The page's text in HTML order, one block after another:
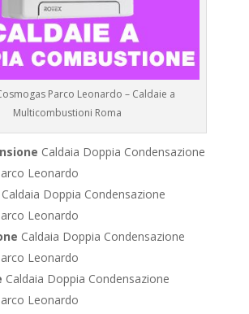
Parco Leonardo – Caldaie a
Multicombustioni Roma
Caldaia Doppia Condensazione
Leonardo
Caldaia Doppia Condensazione
Leonardo
Caldaia Doppia Condensazione
Leonardo
Caldaia Doppia Condensazione
Leonardo